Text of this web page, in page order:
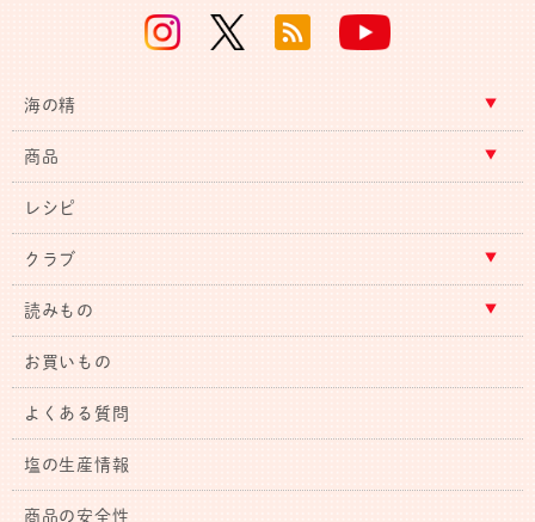
海の精
商品
レシピ
クラブ
読みもの
お買いもの
よくある質問
塩の生産情報
商品の安全性